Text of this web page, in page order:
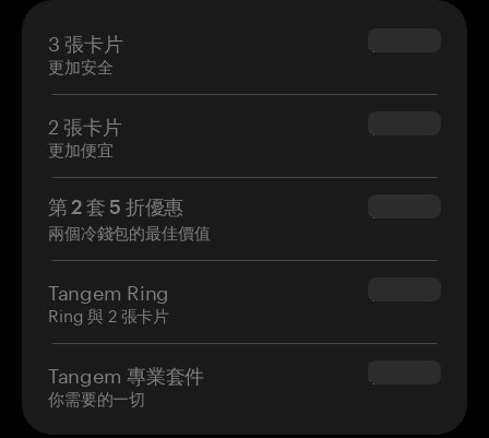
3 張卡片
更加安全
$69.90
2 張卡片
更加便宜
$54.90
第 2 套 5 折優惠
兩個冷錢包的最佳價值
$34.95
Tangem Ring
Ring 與 2 張卡片
$160.00
Tangem 專業套件
你需要的一切
$180.00